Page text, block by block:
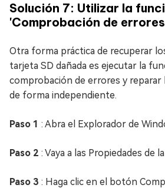
Solución 7: Utilizar la
'Comprobación de
Otra forma práctica de recuperar
tarjeta SD dañada es ejecutar la
comprobación de errores y reparar
de forma independiente.
Paso 1 : Abra el Explorador de
Paso 2 : Vaya a las Propiedades de
Paso 3 : Haga clic en el botón